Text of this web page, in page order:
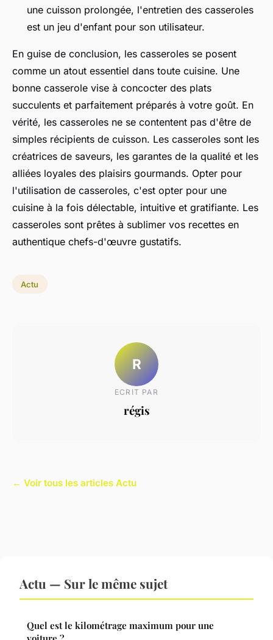
une cuisson prolongée, l'entretien des casseroles
est un jeu d'enfant pour son utilisateur.
En guise de conclusion, les casseroles se posent
comme un atout essentiel dans toute cuisine. Une
bonne casserole vise à concocter des plats
succulents et parfaitement préparés à votre goût. En
vérité, les casseroles ne se contentent pas d'être de
simples récipients de cuisson. Les casseroles sont les
créatrices de saveurs, les garantes de la qualité et les
alliées loyales des plaisirs gourmands. Opter pour
l'utilisation de casseroles, c'est opter pour une
cuisine à la fois délectable, intuitive et gratifiante. Les
casseroles sont prêtes à sublimer vos recettes en
authentique chefs-d'œuvre gustatifs.
Actu
R
ECRIT PAR
régis
← Voir tous les articles Actu
Actu — Sur le même sujet
Quel est le kilométrage maximum pour une